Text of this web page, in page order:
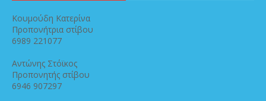
Κουμούδη Κατερίνα
Προπονήτρια στίβου
6989 221077
Αντώνης Στόϊκος
Προπονητής στίβου
6946 907297